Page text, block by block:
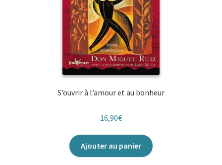
S’ouvrir à l’amour et au bonheur
16,90€
Ajouter au panier